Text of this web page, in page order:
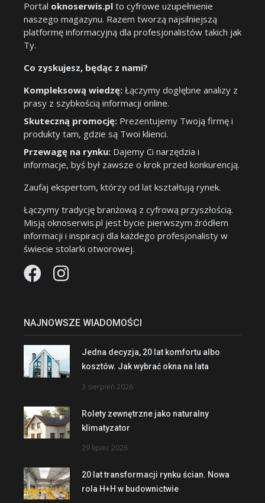
Portal oknoserwis.pl to cyfrowe uzupełnienie
naszego magazynu. Razem tworzą najsilniejszą
platformę informacyjną dla profesjonalistów takich jak
Ty.
Co zyskujesz, będąc z nami?
Kompleksową wiedzę: Łączymy dogłębne analizy z
prasy z szybkością informacji online.
Skuteczną promocję: Prezentujemy Twoją firmę i
produkty tam, gdzie są Twoi klienci.
Przewagę na rynku: Dajemy Ci narzędzia i
informacje, byś był zawsze o krok przed konkurencją.
Zaufaj ekspertom, którzy od lat kształtują rynek.
Łączymy tradycję branżową z cyfrową przyszłością.
Misją oknoserwis.pl jest bycie pierwszym źródłem
informacji i inspiracji dla każdego profesjonalisty w
świecie stolarki otworowej.
NAJNOWSZE WIADOMOŚCI
Jedna decyzja, 20 lat komfortu albo
kosztów. Jak wybrać okna na lata
3 sierpień 2026
Rolety zewnętrzne jako naturalny
klimatyzator
29 lipiec 2026
20 lat transformacji rynku ścian. Nowa
rola H+H w budownictwie